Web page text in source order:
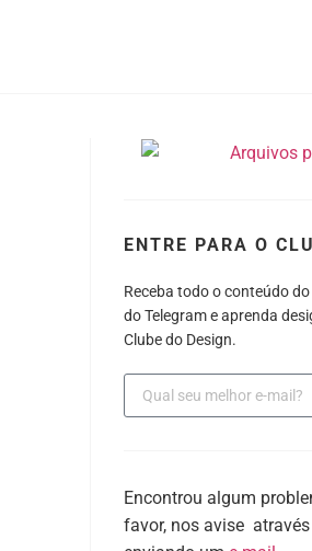
ENTRE PARA O
Receba todo o conteúdo
do Telegram e aprenda
Clube do Design.
Encontrou algum
favor, nos avise